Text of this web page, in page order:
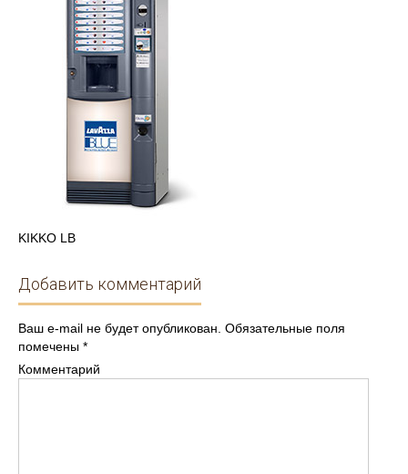
KIKKO LB
Добавить комментарий
Ваш e-mail не будет опубликован. Обязательные поля
помечены *
Комментарий